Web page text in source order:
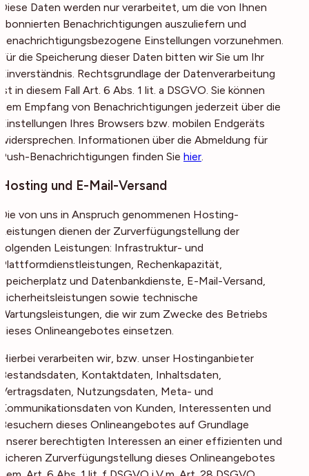
Diese Daten werden nur verarbeitet, um die von Ihnen
abonnierten Benachrichtigungen auszuliefern und
benachrichtigungsbezogene Einstellungen vorzunehmen.
Für die Speicherung dieser Daten bitten wir Sie um Ihr
Einverständnis. Rechtsgrundlage der Datenverarbeitung
ist in diesem Fall Art. 6 Abs. 1 lit. a DSGVO. Sie können
dem Empfang von Benachrichtigungen jederzeit über die
Einstellungen Ihres Browsers bzw. mobilen Endgeräts
widersprechen. Informationen über die Abmeldung für
Push-Benachrichtigungen finden Sie hier.
Hosting und E-Mail-Versand
Die von uns in Anspruch genommenen Hosting-
Leistungen dienen der Zurverfügungstellung der
folgenden Leistungen: Infrastruktur- und
Plattformdienstleistungen, Rechenkapazität,
Speicherplatz und Datenbankdienste, E-Mail-Versand,
Sicherheitsleistungen sowie technische
Wartungsleistungen, die wir zum Zwecke des Betriebs
dieses Onlineangebotes einsetzen.
Hierbei verarbeiten wir, bzw. unser Hostinganbieter
Bestandsdaten, Kontaktdaten, Inhaltsdaten,
Vertragsdaten, Nutzungsdaten, Meta- und
Kommunikationsdaten von Kunden, Interessenten und
Besuchern dieses Onlineangebotes auf Grundlage
unserer berechtigten Interessen an einer effizienten und
sicheren Zurverfügungstellung dieses Onlineangebotes